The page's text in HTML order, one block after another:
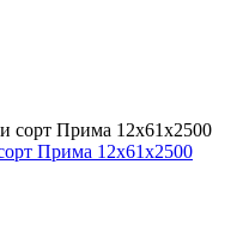
Прима 12х61х2500